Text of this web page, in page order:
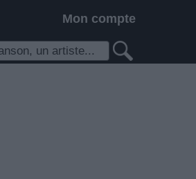
Mon compte